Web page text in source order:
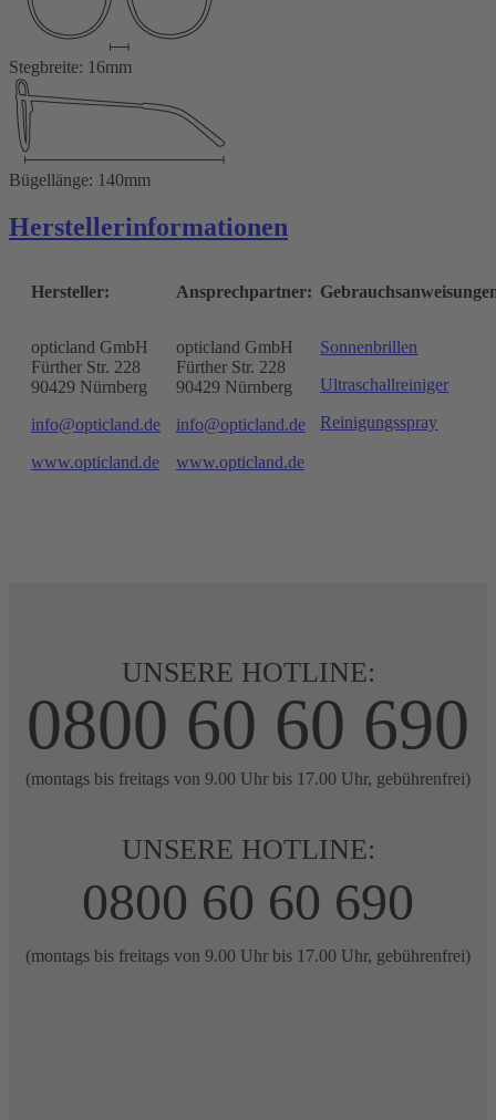
Stegbreite: 16mm
Bügellänge: 140mm
Herstellerinformationen
Hersteller:
opticland GmbH
Fürther Str. 228
90429 Nürnberg
info@opticland.de
www.opticland.de
Ansprechpartner:
opticland GmbH
Fürther Str. 228
90429 Nürnberg
info@opticland.de
www.opticland.de
Sonnenbrillen
Ultraschallreiniger
Reinigungsspray
UNSERE HOTLINE:
0800 60 60 690
(montags bis freitags von 9.00 Uhr bis 17.00 Uhr, gebührenfrei)
UNSERE HOTLINE:
0800 60 60 690
(montags bis freitags von 9.00 Uhr bis 17.00 Uhr, gebührenfrei)